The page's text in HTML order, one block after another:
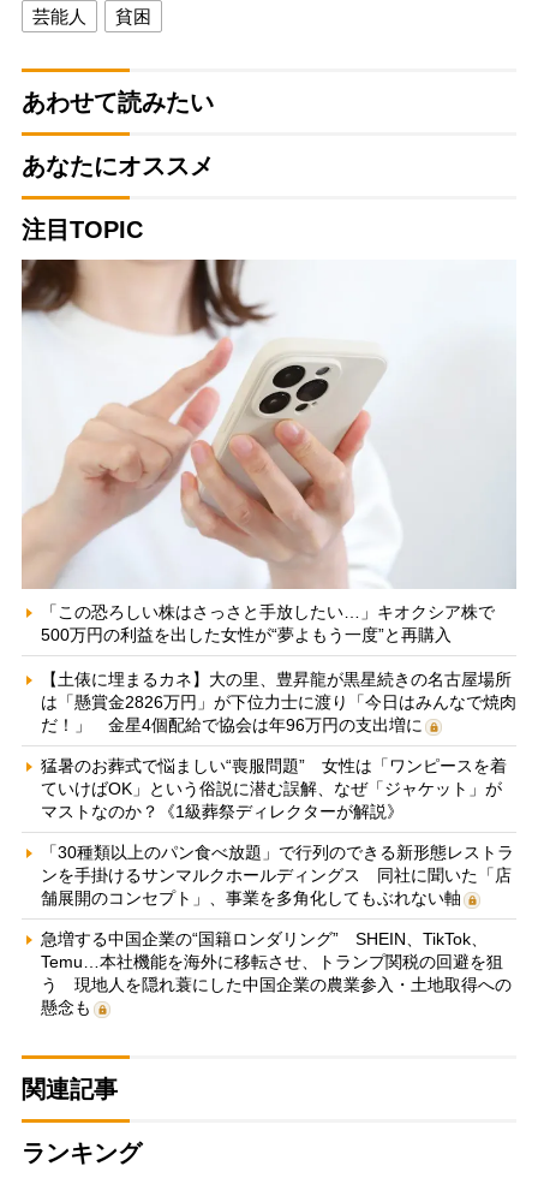
芸能人 貧困
あわせて読みたい
あなたにオススメ
注目TOPIC
「この恐ろしい株はさっさと手放したい…」キオクシア株で
500万円の利益を出した女性が“夢よもう一度”と再購入
【土俵に埋まるカネ】大の里、豊昇龍が黒星続きの名古屋場所
は「懸賞金2826万円」が下位力士に渡り「今日はみんなで焼肉
だ！」 金星4個配給で協会は年96万円の支出増に
猛暑のお葬式で悩ましい“喪服問題” 女性は「ワンピースを着
ていけばOK」という俗説に潜む誤解、なぜ「ジャケット」が
マストなのか？《1級葬祭ディレクターが解説》
「30種類以上のパン食べ放題」で行列のできる新形態レストラ
ンを手掛けるサンマルクホールディングス 同社に聞いた「店
舗展開のコンセプト」、事業を多角化してもぶれない軸
急増する中国企業の“国籍ロンダリング” SHEIN、TikTok、
Temu…本社機能を海外に移転させ、トランプ関税の回避を狙
う 現地人を隠れ蓑にした中国企業の農業参入・土地取得への
懸念も
関連記事
ランキング